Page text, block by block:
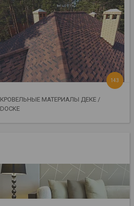
КРОВЕЛЬНЫЕ МАТЕРИАЛЫ ДЕКЕ /
DOCKE
143